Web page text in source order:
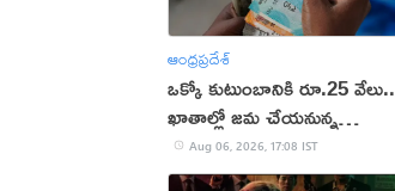
ఆంధ్రప్రదేశ్
ఒక్కో కుటుంబానికి రూ.25 వేలు..
ఖాతాల్లో జ‌మ చేయ‌నున్న
ప్ర‌భుత్వం..!
Aug 06, 2026, 17:08 IST